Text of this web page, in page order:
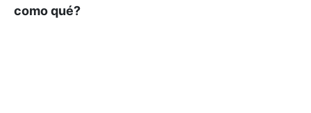
como qué?